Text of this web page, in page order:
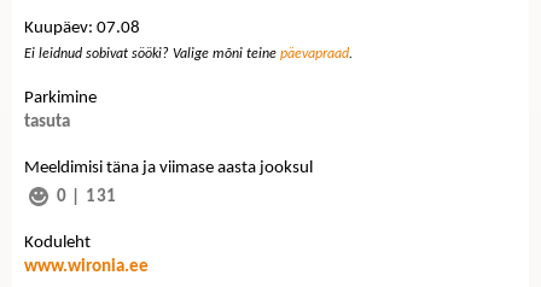
Kuupäev: 07.08
Ei leidnud sobivat sööki? Valige mõni teine päevapraad.
Parkimine
tasuta
Meeldimisi täna ja viimase aasta jooksul
0
131
Koduleht
www.wironia.ee